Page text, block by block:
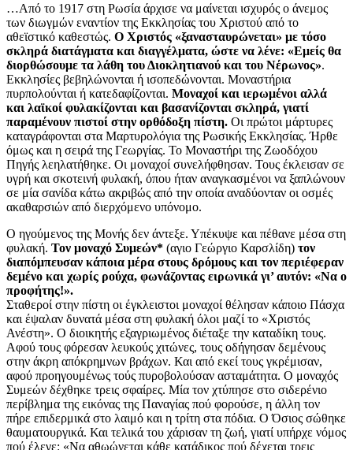
…Από το 1917 στη Ρωσία άρχισε να μαίνεται ισχυρός ο άνεμος
των διωγμών εναντίον της Εκκλησίας του Χριστού από το
αθεϊστικό καθεστώς. Ο Χριστός «ξανασταυρώνεται» με τόσο
σκληρά διατάγματα και διαγγέλματα, ώστε να λένε: «Εμείς θα
διορθώσουμε τα λάθη του Διοκλητιανού και του Νέρωνος».
Εκκλησίες βεβηλώνονται ή ισοπεδώνονται. Μοναστήρια
πυρπολούνται ή κατεδαφίζονται. Μοναχοί και ιερωμένοι αλλά
και λαϊκοί φυλακίζονται και βασανίζονται σκληρά, γιατί
παραμένουν πιστοί στην ορθόδοξη πίστη. Οι πρώτοι μάρτυρες
καταγράφονται στα Μαρτυρολόγια της Ρωσικής Εκκλησίας. Ήρθε
όμως και η σειρά της Γεωργίας. Το Μοναστήρι της Ζωοδόχου
Πηγής λεηλατήθηκε. Οι μοναχοί συνελήφθησαν. Τους έκλεισαν σε
υγρή και σκοτεινή φυλακή, όπου ήταν αναγκασμένοι να ξαπλώνουν
σε μία σανίδα κάτω ακριβώς από την οποία αναδύονταν οι οσμές
ακαθαρσιών από διερχόμενο υπόνομο.
Ο ηγούμενος της Μονής δεν άντεξε. Υπέκυψε και πέθανε μέσα στη
φυλακή. Τον μοναχό Συμεών* (αγιο Γεώργιο Καρσλίδη) τον
διαπόμπευσαν κάποια μέρα στους δρόμους και τον περιέφεραν
δεμένο και χωρίς ρούχα, φωνάζοντας ειρωνικά γι’ αυτόν: «Να ο
προφήτης!».
Σταθεροί στην πίστη οι έγκλειστοι μοναχοί θέλησαν κάποιο Πάσχα
και έψαλαν δυνατά μέσα στη φυλακή όλοι μαζί το «Χριστός
Ανέστη». Ο διοικητής εξαγριωμένος διέταξε την καταδίκη τους.
Αφού τους φόρεσαν λευκούς χιτώνες, τους οδήγησαν δεμένους
στην άκρη απόκρημνων βράχων. Και από εκεί τους γκρέμισαν,
αφού προηγουμένως τούς πυροβολούσαν ασταμάτητα. Ο μοναχός
Συμεών δέχθηκε τρεις σφαίρες. Μία τον χτύπησε στο σιδερένιο
περίβλημα της εικόνας της Παναγίας πού φορούσε, η άλλη τον
πήρε επιδερμικά στο λαιμό και η τρίτη στα πόδια. Ο Όσιος σώθηκε
θαυματουργικά. Και τελικά του χάρισαν τη ζωή, γιατί υπήρχε νόμος
πού έλεγε: «Να αθωώνεται κάθε κατάδικος πού δέχεται τρεις